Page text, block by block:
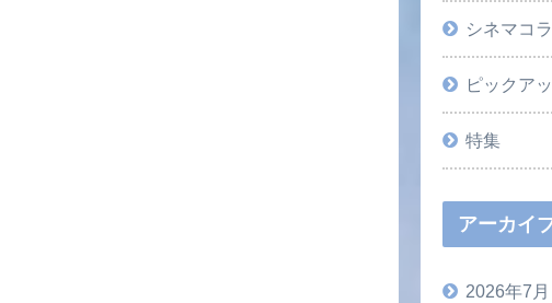
シネマコ
ピックア
特集
アーカイ
2026年7月